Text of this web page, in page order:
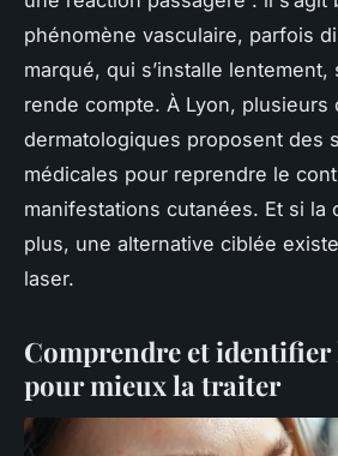
phénomène vasculaire, parfois
marqué, qui s’installe lentement,
rende compte. À Lyon, plusieurs
dermatologiques proposent des
médicales pour reprendre le
manifestations cutanées. Et si la
plus, une alternative ciblée
laser.
Comprendre et identifier
pour mieux la traiter